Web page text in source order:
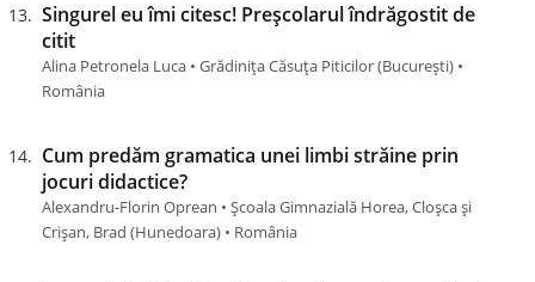
Singurel eu îmi citesc! Preșcolarul îndrăgostit de
citit
Alina Petronela Luca • Grădinița Căsuța Piticilor (Bucureşti) •
România
Cum predăm gramatica unei limbi străine prin
jocuri didactice?
Alexandru-Florin Oprean • Școala Gimnazială Horea, Cloșca și
Crișan, Brad (Hunedoara) • România